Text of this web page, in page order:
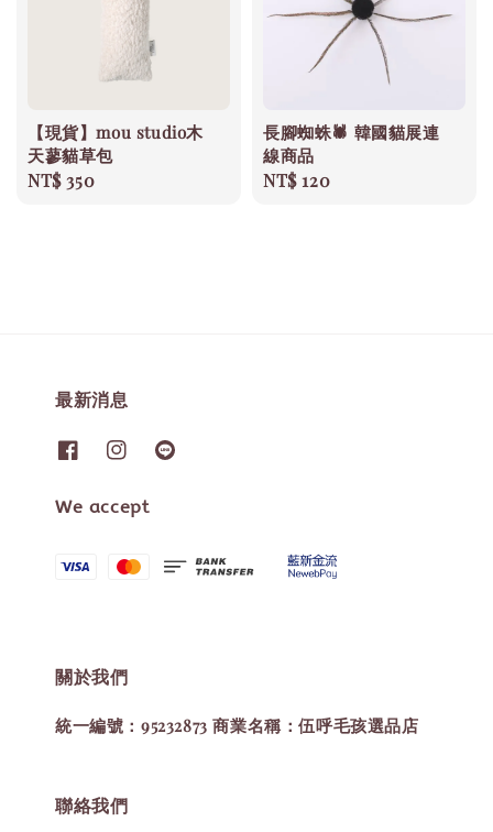
【現貨】mou studio木
天蓼貓草包
Regular
NT$ 350
長腳蜘蛛🕷️ 韓國貓展連
線商品
Regular
NT$ 120
最新消息
We accept
關於我們
統一編號：95232873 商業名稱：伍呼毛孩選品店
聯絡我們